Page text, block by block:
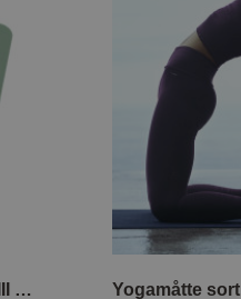
Yogamåtte Grip & Cushion III 5mm Soft Teal Yogamåtte sort